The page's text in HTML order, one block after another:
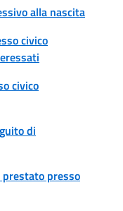
alla nascita
civico
civico
di
presso